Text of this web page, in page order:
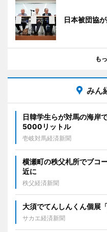
日本被団協
も
みん
日韓学生らが対馬の海
5000リットル
壱岐対馬経済新聞
横瀬町の秩父札所でブコ
近に
秩父経済新聞
大須でてんしんくん個展
サカエ経済新聞